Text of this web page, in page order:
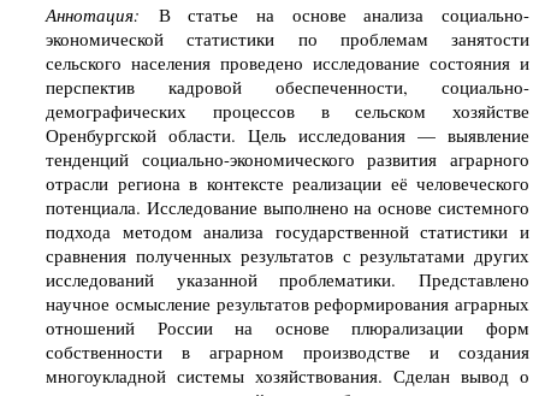
Аннотация: В статье на основе анализа социально-
экономической статистики по проблемам занятости
сельского населения проведено исследование состояния и
перспектив кадровой обеспеченности, социально-
демографических процессов в сельском хозяйстве
Оренбургской области. Цель исследования — выявление
тенденций социально-экономического развития аграрного
отрасли региона в контексте реализации её человеческого
потенциала. Исследование выполнено на основе системного
подхода методом анализа государственной статистики и
сравнения полученных результатов с результатами других
исследований указанной проблематики. Представлено
научное осмысление результатов реформирования аграрных
отношений России на основе плюрализации форм
собственности в аграрном производстве и создания
многоукладной системы хозяйствования. Сделан вывод о